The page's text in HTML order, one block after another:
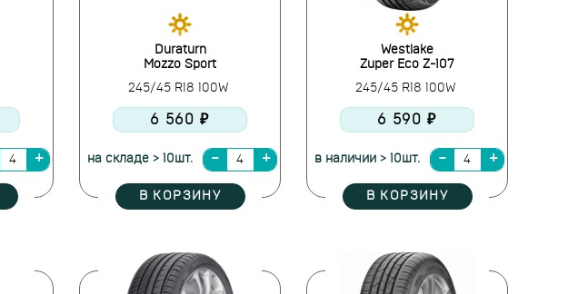
Duraturn
Mozzo Sport
245/45 R18 100W
6 560 ₽
на складе > 10шт.
В КОРЗИНУ
Westlake
Zuper Eco Z-107
245/45 R18 100W
6 590 ₽
в наличии > 10шт.
В КОРЗИНУ